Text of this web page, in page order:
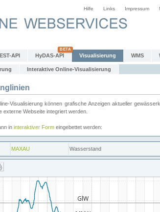
Hilfe Links Impressum
API HyDAS-API Visualisierung WMS
Interaktive Online-Visualisierung
Visualisierung können grafische Anzeigen aktueller
Webseite integriert werden.
in interaktiver Form eingebettet werden: